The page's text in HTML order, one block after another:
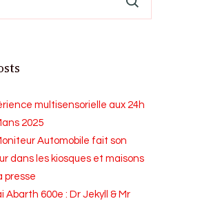
multisensorielle aux 24h
2025
Automobile fait son
dans les kiosques et maisons
presse
Abarth 600e : Dr Jekyll & Mr